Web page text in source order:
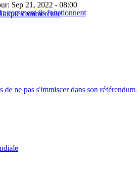
: comment ils fonctionnent
Sep 21, 2022 - 08:00
commerciale
ne pas s'immiscer dans son